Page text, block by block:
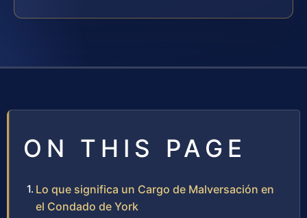
ON THIS PAGE
Lo que significa un Cargo de Malversación en
el Condado de York